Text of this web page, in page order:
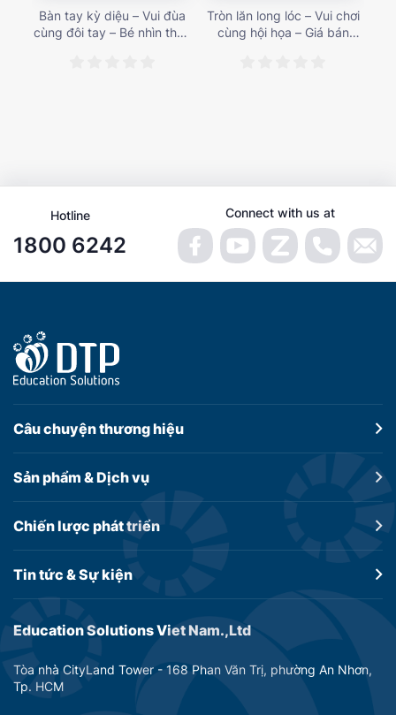
Bàn tay kỳ diệu – Vui đùa
cùng đôi tay – Bé nhìn thấy
Tròn lăn long lóc – Vui chơi
cùng hội họa – Giá bán
Hotline
1800 6242
Connect with us at
Education Solutions Viet Nam.,Ltd
Tòa nhà CityLand Tower - 168 Phan Văn Trị, phường An Nhơn,
Tp. HCM
Câu chuyệnthương hiệu
Sản phẩm &Dịch vụ
Chiến lược phát triển
Tin tức &Sự kiện